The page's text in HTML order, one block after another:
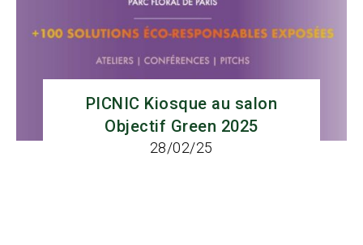
PICNIC Kiosque au salon
Objectif Green 2025
28/02/25